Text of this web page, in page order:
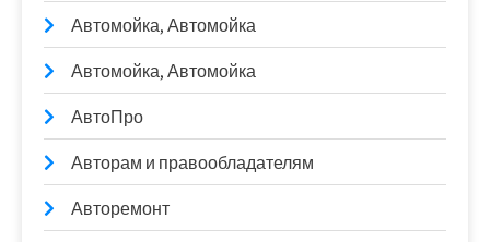
Автомойка, Автомойка
Автомойка, Автомойка
АвтоПро
Авторам и правообладателям
Авторемонт